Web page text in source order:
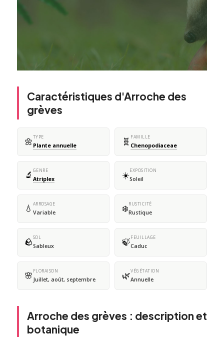
Caractéristiques d'Arroche des
grèves
🌼TYPE
Plante annuelle 🧬 FAMILLE
Chenopodiaceae
🔬 GENRE
Atriplex ☀️EXPOSITION
Soleil
💧 ARROSAGE
Variable ❄️RUSTICITÉ
Rustique
🪨SOL
Sableux 🍃FEUILLAGE
Caduc
🌸 FLORAISON
Juillet, août, septembre 🌿VÉGÉTATION
Annuelle
Arroche des grèves : description et
botanique